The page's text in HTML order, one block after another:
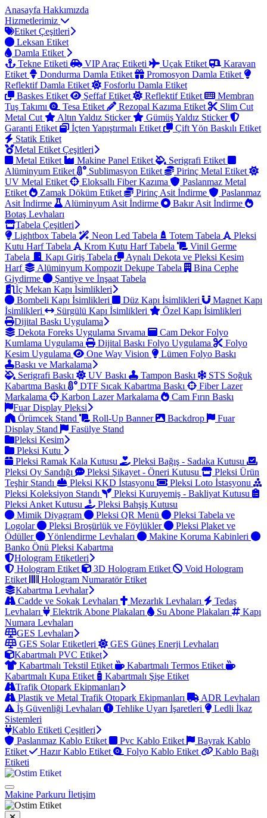
Anasayfa Hakkımızda
Hizmetlerimiz
Etiket Çeşitleri
Leksan Etiket
Damla Etiket
Tekne Etiketi
VIP Araç Etiketi Uçak Etiket
Karavan
Etiket
Dondurma Damla Etiket
Promosyon Damla Etiket
Reflektif Damla Etiket
Fosforlu Damla Etiket
Baskes Etiket
Şeffaf Etiket Reflektif Etiket
Membran
Tuş Takımı
Tesa Etiket Rezopal Kazıma Etiket
Slim Cut
Metal Cut
Altın Yaldız Sticker
Gümüş Yaldız Sticker
Garanti Etiket
İçten Yapıştırmalı Etiket
Çift Yön Baskılı Etiket
Statik Etiket
Metal Etiket Çeşitleri
Metal Etiket
Makine Panel Etiket
Serigrafi Etiket
Alüminyum Etiket
Sublimasyon Etiket
Pirinç Metal Etiket
UV Metal Etiket
Eloksallı Fiber Kazıma
Paslanmaz Metal
Etiket
Zamak Döküm Etiket Pirinç Asit İndirme
Paslanmaz
Asit İndirme
Alüminyum Asit İndirme
Bakır Asit İndirme
Botaş Levhaları
Tabela Çeşitleri
Lightbox Tabela
Neon Led Tabela Totem Tabela
Pleksi
Kutu Harf Tabela
Krom Kutu Harf Tabela
Vinil Germe
Tabela
Kapı Giriş Tabela
Aynalı Dekota ve Pleksi Kesim
Harf
Alüminyum Kompozit Dekupe Tabela
Bina Cephe
Giydirme
Şantiye ve İnşaat Tabela
İç Mekan Kapı İsimlikleri
Bombeli Kapı İsimlikleri
Düz Kapı İsimlikleri
Magnet Kapı
İsimlikleri
Sürgülü Kapı İsimlikleri
Özel Kapı İsimlikleri
Dijital Baskı Uygulama
Dekota Foreks Uygulama Sıvama
Cam Dekor Folyo
Kumlama Uygulama
Dijital Baskı Folyo Uygulama
Folyo
Kesim Uygulama
One Way Vision
Lümen Folyo Baskı
Baskı ve Markalama
Serigrafi Baskı
UV Baskı Tampon Baskı
STS Soğuk
Kabartma Baskı
DTF Sıcak Kabartma Baskı
Fiber Lazer
Markalama
Karbon Lazer Markalama
Cam Fırın Baskı
Fuar Display Pleksi
Örümcek Stand
Roll-Up Banner Backdrop
Fuar
Display Stand
Fasülye Stand
Pleksi Kesim
Pleksi Kutu
Pleksi Ramak Kala Kutusu
Pleksi Bağış - Sadaka Kutusu
Pleksi Oy Sandığı
Pleksi Şikayet - Öneri Kutusu
Pleksi Ürün
Teşhir Standı
Pleksi KKD İstasyonu
Pleksi Loto İstasyonu
Pleksi Koleksiyon Standı
Pleksi Kuruyemiş - Bakliyat Kutusu
Pleksi Anket Kutusu
Pleksi Bahşiş Kutusu
Mimik Diyagram
Pleksi QR Menü
Pleksi Tabela ve
Logolar
Pleksi Broşürlük ve Föylükler
Pleksi Plaket ve
Ödüller
Yönlendirme Levhaları
Makine Koruma Kabinleri
Banko Önü Pleksi Kabartma
Hologram Etiketleri
Hologram Etiket
3D Hologram Etiket
Void Hologram
Etiket
Hologram Numaratör Etiket
Kabartma Levhalar
Cadde ve Sokak Levhaları
Mezarlık Levhaları
Tedaş
Levhaları
Elektrik Abone Plakaları Su Abone Plakaları
Kapı
Numara Levhaları
GES Levhaları
GES Solar Etiketleri
GES Güneş Enerji Levhaları
Kabartmalı PVC Etiket
Kabartmalı Tekstil Etiket
Kabartmalı Termos Etiket
Kabartmalı Kupa Etiket
Kabartmalı Şişe Etiket
Trafik Otopark Ekipmanları
Plastik ve Metal Trafik Otopark Ekipmanları
ADR Levhaları
İş Güvenliği Levhaları
Tehlike Uyarı İşaretleri
Ledli İkaz
Sistemleri
Kablo Etiketi Çeşitleri
Paslanmaz Kablo Etiket
Pvc Kablo Etiket
Bayrak Kablo
Etiket
Hazır Kablo Etiket Folyo Kablo Etiket
Kablo Bağı
Etiketi
Makine Parkuru İletişim